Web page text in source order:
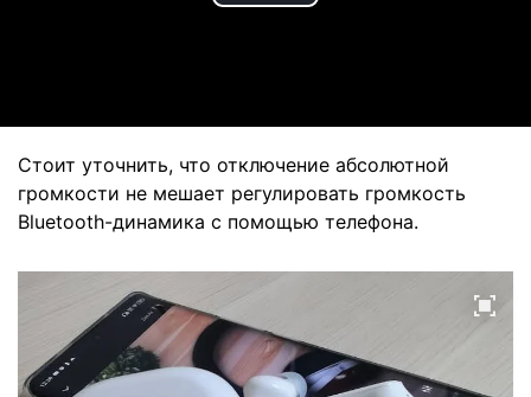
Стоит уточнить, что отключение абсолютной
громкости не мешает регулировать громкость
Bluetooth-динамика с помощью телефона.